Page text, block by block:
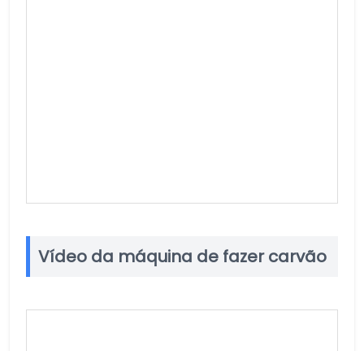
Vídeo da máquina de fazer carvão